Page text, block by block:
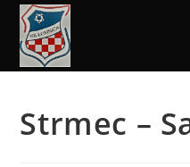
Strmec –